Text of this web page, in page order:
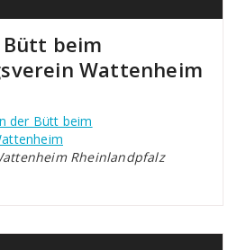
Bütt beim
Wattenheim
der Bütt beim
Rheinlandpfalz